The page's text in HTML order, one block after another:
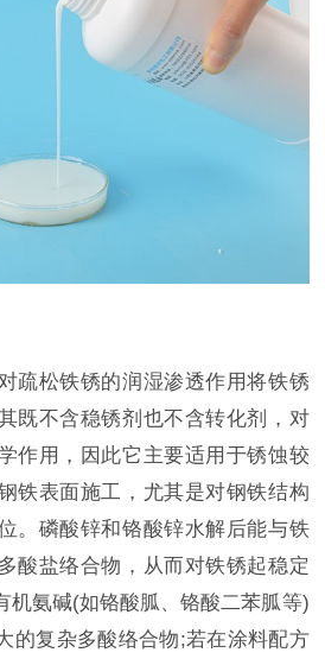
疏松铁锈的润湿渗透作用将铁锈
既不含稳锈剂也不含转化剂，对
作用，因此它主要适用于锈蚀较
铁表面施工，尤其是对钢铁结构
。磷酸锌和铬酸锌水解后能与铁
酸盐络合物，从而对铁锈起稳定
机氨碱(如铬酸胍、铬酸二苯胍等)
的复杂多酸络合物;若在涂料配方